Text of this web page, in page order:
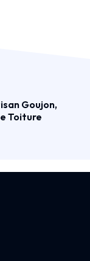
Goujon,
Toiture